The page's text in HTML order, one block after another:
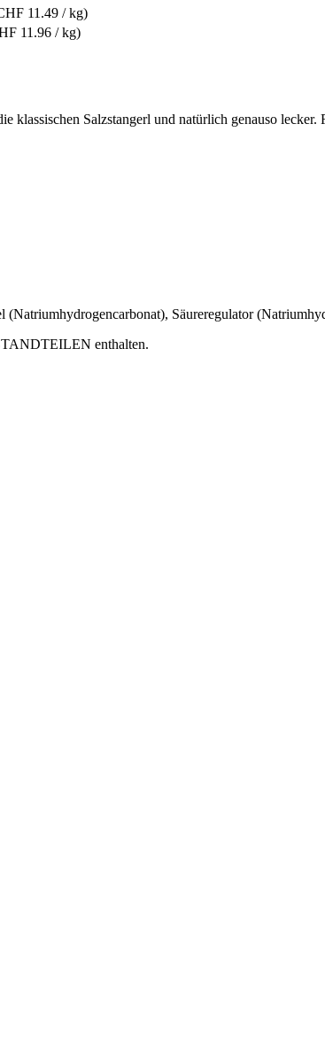
11.49 / kg)
11.96 / kg)
Salzstangerl und natürlich genauso
(Natriumhydrogencarbonat), Säureregulator
enthalten.